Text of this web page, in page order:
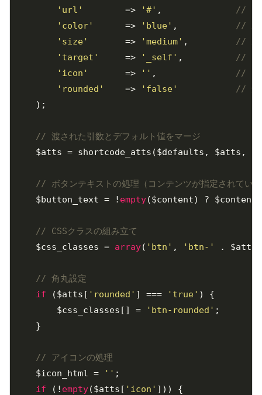
'url'
        =>
'#' , // リ
'color'
      =>
'blue' , // ボ
'size'
       =>
'medium' , // ボ
'target'
     =>
'_self' , // リ
'icon'
       =>
'' , // ア
'rounded'
    =>
'false'
// 角
    );
// 渡された引数とデフォルト値をマージ
    $atts = shortcode_atts($defaults, $atts,
// ボタンテキストの処理（コンテンツが指定されてい
    $button_text = !
empty($content) ?
// CSSクラスの組み立て
    $css_classes =
array( 'btn' , 'btn-' . $atts[
// 角丸設定
if ($atts[ 'rounded' ] === 'true' ) {
        $css_classes[] =
'btn-rounded' ;
    }
// アイコンの処理
    $icon_html =
'' ;
if (! empty($atts[ 'icon' ])) {